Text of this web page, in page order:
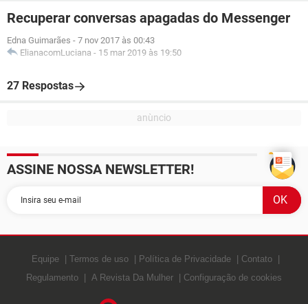
Recuperar conversas apagadas do Messenger
Edna Guimarães - 7 nov 2017 às 00:43
ElianacomLuciana - 15 mar 2019 às 19:50
27 Respostas
ASSINE NOSSA NEWSLETTER!
Equipe Termos de uso Política de Privacidade
Contato
Regulamento
A Revista Da Mulher Configuração de cookies